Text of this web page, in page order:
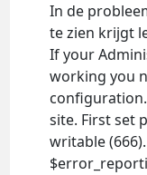
In de
te zien krijgt
If your
working you
site. First set
writable